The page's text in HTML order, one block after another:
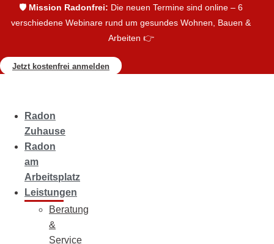
🛡️ Mission Radonfrei: Die neuen Termine sind online – 6
verschiedene Webinare rund um gesundes Wohnen, Bauen &
Arbeiten 👉
Jetzt kostenfrei anmelden
Radon
Zuhause
Radon
am
Arbeitsplatz
Leistungen
Beratung
&
Service